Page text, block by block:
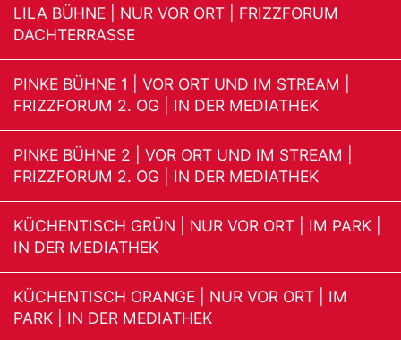
LILA BÜHNE | NUR VOR ORT | FRIZZFORUM
DACHTERRASSE
PINKE BÜHNE 1 | VOR ORT UND IM STREAM |
FRIZZFORUM 2. OG | IN DER MEDIATHEK
PINKE BÜHNE 2 | VOR ORT UND IM STREAM |
FRIZZFORUM 2. OG | IN DER MEDIATHEK
KÜCHENTISCH GRÜN | NUR VOR ORT | IM PARK |
IN DER MEDIATHEK
KÜCHENTISCH ORANGE | NUR VOR ORT | IM
PARK | IN DER MEDIATHEK